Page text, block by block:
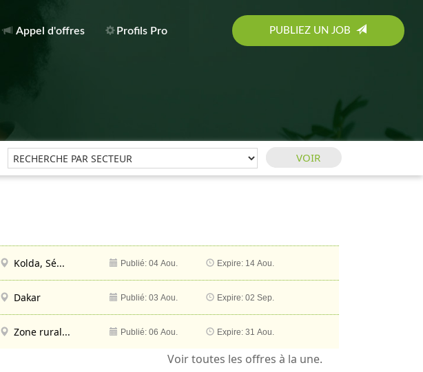
Appel d'offres Profils Pro PUBLIEZ UN JOB
Kolda, Sé... Publié: 04 Aou. Expire: 14 Aou.
Dakar Publié: 03 Aou. Expire: 02 Sep.
Zone rural... Publié: 06 Aou. Expire: 31 Aou.